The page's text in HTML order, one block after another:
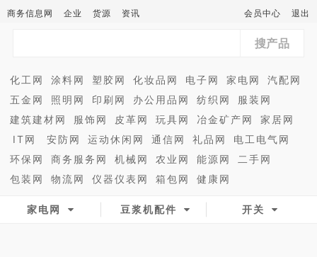
商务信息网 企业 货源 资讯 会员中心 退出
搜产品
化工网 涂料网 塑胶网 化妆品网 电子网 家电网
汽配网
五金网
照明网 印刷网 办公用品网 纺织网
服装网
建筑建材网
服饰网 皮革网 玩具网 冶金矿产网
家居网
IT网
安防网 运动休闲网 通信网 礼品网
电工电气网
环保网
商务服务网 机械网 农业网 能源网
二手网
包装网
物流网 仪器仪表网 箱包网 健康网
家电网 豆浆机配件 开关